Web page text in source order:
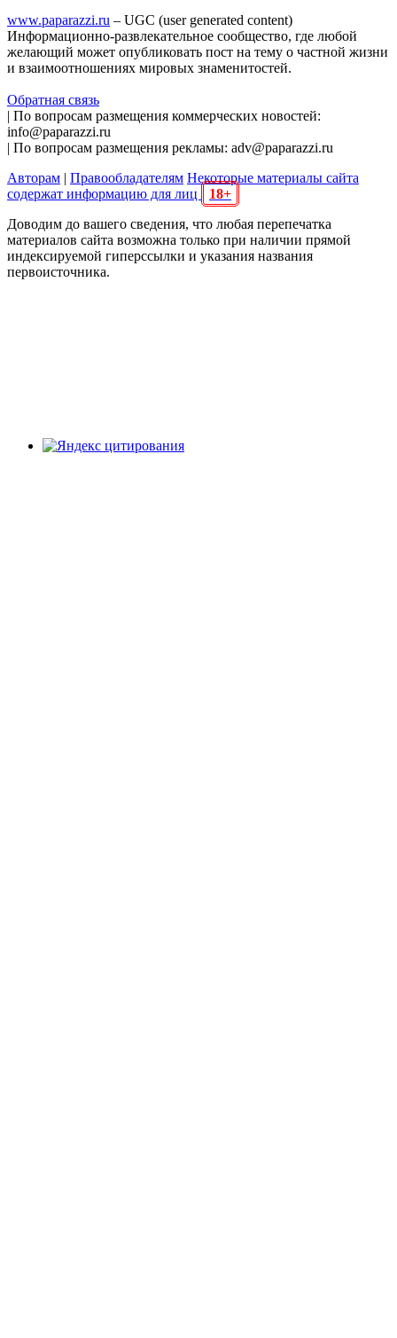
www.paparazzi.ru – UGC (user generated content)
Информационно-развлекательное сообщество, где любой
желающий может опубликовать пост на тему о частной жизни
и взаимоотношениях мировых знаменитостей.
Обратная связь
| По вопросам размещения коммерческих новостей:
info@paparazzi.ru
| По вопросам размещения рекламы: adv@paparazzi.ru
Авторам | Правообладателям Некоторые материалы сайта
содержат информацию для лиц
18+
Доводим до вашего сведения, что любая перепечатка
материалов сайта возможна только при наличии прямой
индексируемой гиперссылки и указания названия
первоисточника.